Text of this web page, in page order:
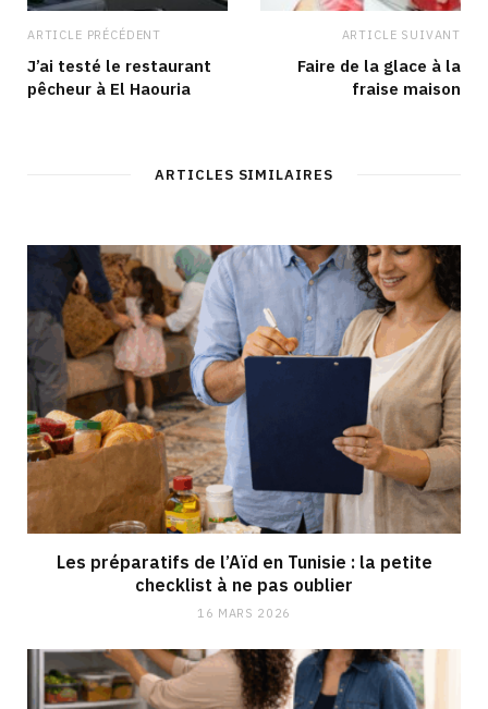
ARTICLE PRÉCÉDENT
J’ai testé le restaurant
pêcheur à El Haouria
ARTICLE SUIVANT
Faire de la glace à la
fraise maison
ARTICLES SIMILAIRES
Les préparatifs de l’Aïd en Tunisie : la petite
checklist à ne pas oublier
16 MARS 2026